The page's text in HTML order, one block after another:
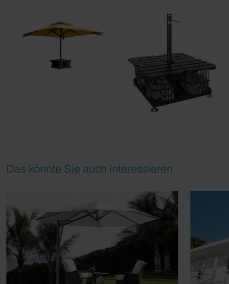
Das könnte Sie auch interessieren